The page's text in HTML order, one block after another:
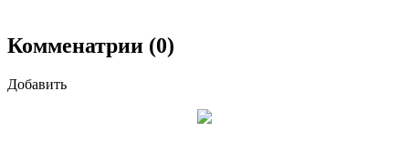
Комменатрии (0)
Добавить